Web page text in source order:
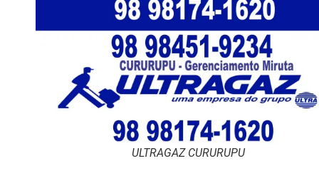
ULTRAGAZ CURURUPU